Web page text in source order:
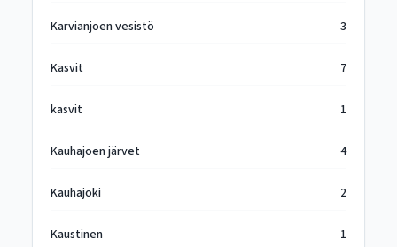
Karvianjoen vesistö 3
Kasvit 7
kasvit 1
Kauhajoen järvet 4
Kauhajoki 2
Kaustinen 1